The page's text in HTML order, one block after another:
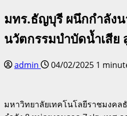
มทร.ธัญบุรี ผนึกกำลัง
นวัตกรรมบำบัดน้ำเสีย
admin 04/02/2025 1
มหาวิทยาลัยเทคโนโลยีราชมงค